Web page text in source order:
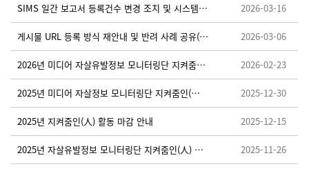
SIMS 일간 보고서 등록건수 변경 조치 및 시스템 적용을 위한 임시 중단 안내 ※26.3.19.(목) 오후 18:00~18:30 2026-03-16
게시물 URL 등록 방식 재안내 및 반려 사례 공유(필독) 2026-03-06
2026년 미디어 자살유발정보 모니터링단 지켜줌인(人) 활동가이드 업로드 안내 2026-02-23
2025년 미디어 자살정보 모니터링단 지켜줌인(人) 우수활동자 선정 안내 2025-12-30
2025년 지켜줌인(人) 활동 마감 안내 2025-12-15
2025년 자살유발정보 모니터링단 지켜줌인(人) 추가 모집 안내 2025-11-26